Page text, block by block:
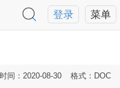
菜单
登录
间：2020-08-30
格式：DOC